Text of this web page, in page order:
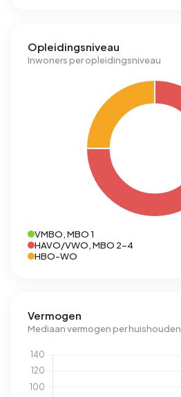
Opleidingsniveau
Inwoners per opleidingsniveau
VMBO, MBO 1
HAVO/VWO, MBO 2-4
HBO-WO
Vermogen
Mediaan vermogen per huishouden